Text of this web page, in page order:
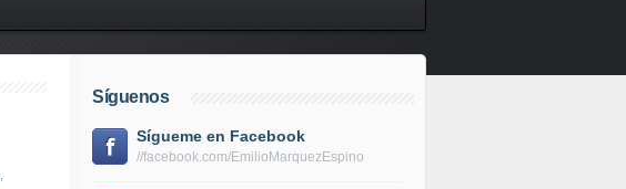
Síguenos
Sígueme en Facebook
//facebook.com/EmilioMarquezEspino